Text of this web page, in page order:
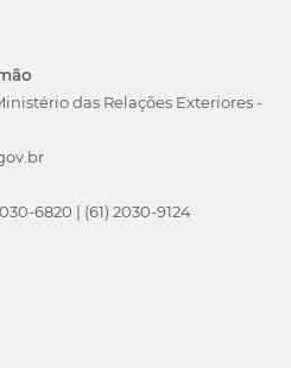
das Relações Exteriores -
6820 | (61) 2030-9124